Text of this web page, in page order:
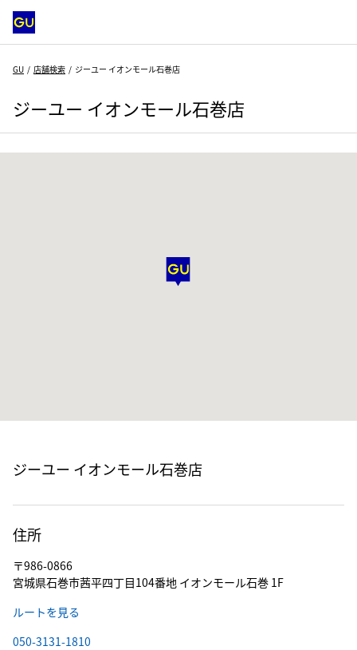
GU 店舗検索 ジーユー イオンモール石巻店
ジーユー イオンモール石巻店
ジーユー イオンモール石巻店
住所
〒986-0866
宮城県石巻市茜平四丁目104番地 イオンモール石巻 1F
ルートを見る
050-3131-1810